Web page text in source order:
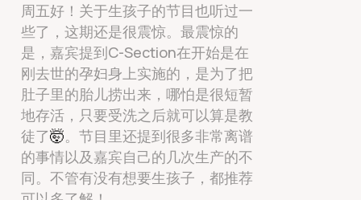
周五好！关于生孩子的节目也听过一
些了，这期还是很震惊。最震惊的
是，嘉宾提到C-Section在开始是在
刚去世的孕妇身上实施的，是为了把
肚子里的胎儿捞出来，哪怕是很短暂
地存活，只要受洗之后就可以算是教
徒了🤯。节目里还提到很多非常离谱
的事情以及嘉宾自己的几次生产的不
同。不管有没有想要生孩子，都推荐